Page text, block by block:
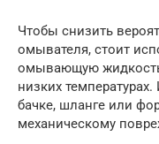
Чтобы снизить
омывателя, стоит
омывающую
низких
бачке, шланге или
механическому